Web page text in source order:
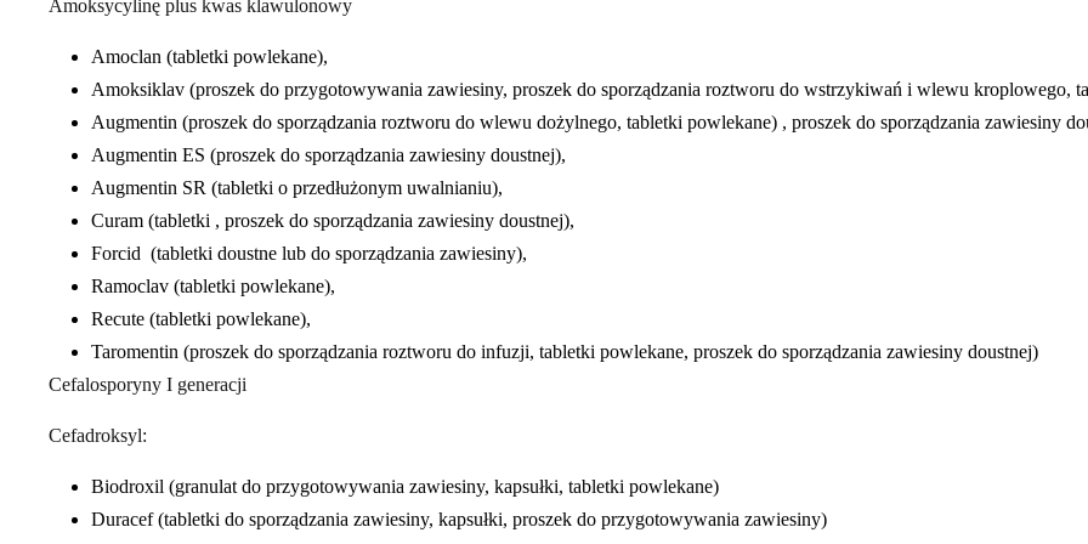
Amoksycylinę plus kwas klawulonowy
Amoclan (tabletki powlekane),
Amoksiklav (proszek do przygotowywania zawiesiny, proszek do sporządzania roztworu do wstrzykiwań i wlewu kroplowego,
Augmentin (proszek do sporządzania roztworu do wlewu dożylnego, tabletki powlekane) , proszek do sporządzania zawiesiny
Augmentin ES (proszek do sporządzania zawiesiny doustnej),
Augmentin SR (tabletki o przedłużonym uwalnianiu),
Curam (tabletki , proszek do sporządzania zawiesiny doustnej),
Forcid (tabletki doustne lub do sporządzania zawiesiny),
Ramoclav (tabletki powlekane),
Recute (tabletki powlekane),
Taromentin (proszek do sporządzania roztworu do infuzji, tabletki powlekane, proszek do sporządzania zawiesiny doustnej)
Cefalosporyny I generacji
Cefadroksyl:
Biodroxil (granulat do przygotowywania zawiesiny, kapsułki, tabletki powlekane)
Duracef (tabletki do sporządzania zawiesiny, kapsułki, proszek do przygotowywania zawiesiny)